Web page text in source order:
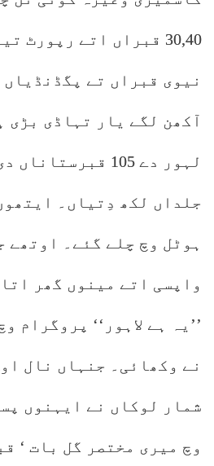
30,40 قبراں اتے رپورٹ
نیوی قبراں تے
آکھن لگے یار تہاڈی بڑی
لہور دے 105
جلداں لکھ دِتیاں۔
ہوٹل وچ چلے گئے۔ اوتھے
واپسی اتے مینوں گھر
’’یہ ہے لاہور‘‘ پروگرام
نے وکھائی۔ جنہاں نال
شمار لوکاں نے ایہنوں
وچ میری مختصر گل بات ‘